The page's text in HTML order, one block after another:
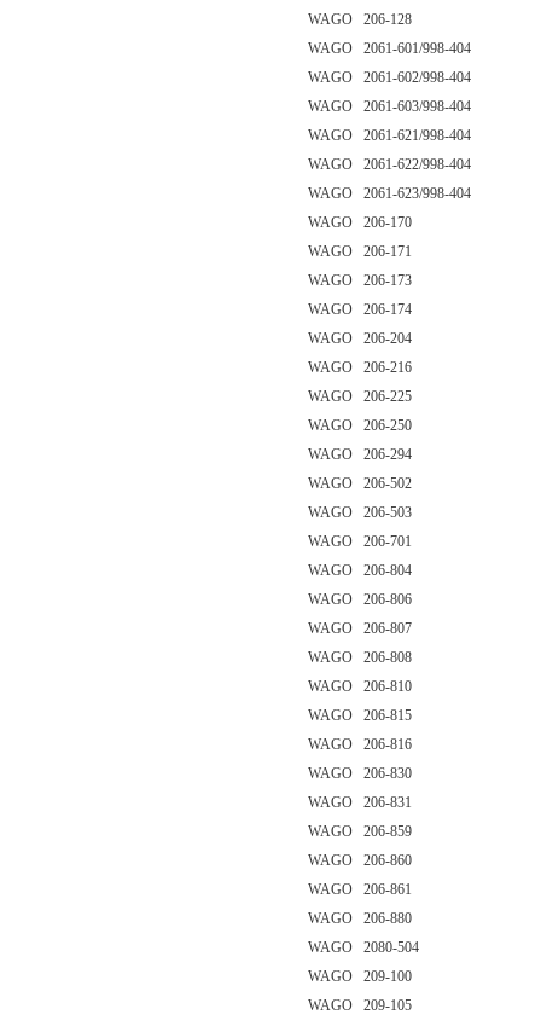
WAGO 206-128
WAGO 2061-601/998-404
WAGO 2061-602/998-404
WAGO 2061-603/998-404
WAGO 2061-621/998-404
WAGO 2061-622/998-404
WAGO 2061-623/998-404
WAGO 206-170
WAGO 206-171
WAGO 206-173
WAGO 206-174
WAGO 206-204
WAGO 206-216
WAGO 206-225
WAGO 206-250
WAGO 206-294
WAGO 206-502
WAGO 206-503
WAGO 206-701
WAGO 206-804
WAGO 206-806
WAGO 206-807
WAGO 206-808
WAGO 206-810
WAGO 206-815
WAGO 206-816
WAGO 206-830
WAGO 206-831
WAGO 206-859
WAGO 206-860
WAGO 206-861
WAGO 206-880
WAGO 2080-504
WAGO 209-100
WAGO 209-105